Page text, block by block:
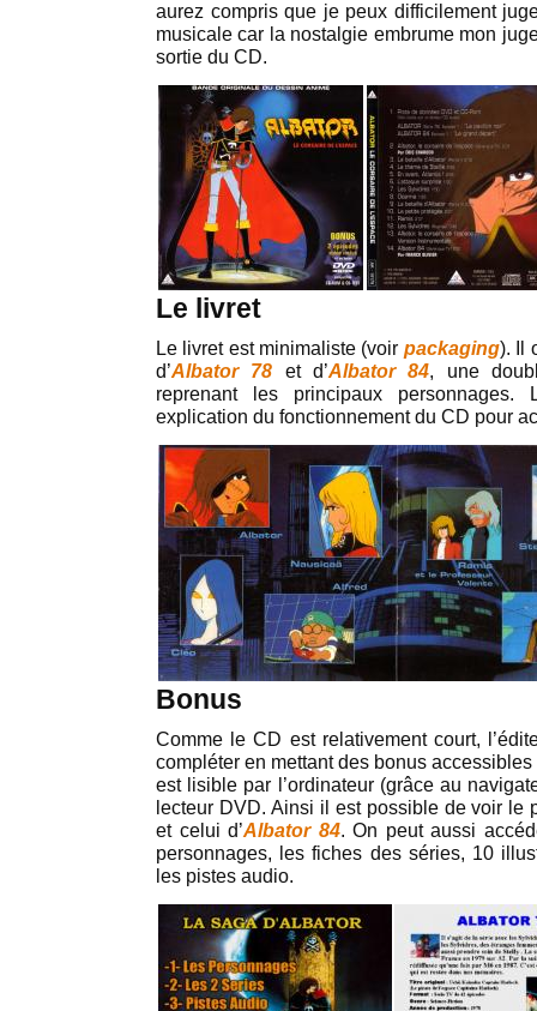
aurez compris que je peux difficilement
musicale car la nostalgie embrume mon
sortie du CD.
Le livret
Le livret est minimaliste (voir packaging). Il
d’Albator 78 et d’Albator 84, une
reprenant les principaux
explication du fonctionnement du CD pour
Bonus
Comme le CD est relativement court,
compléter en mettant des bonus
est lisible par l’ordinateur (grâce au
lecteur DVD. Ainsi il est possible de voir le
et celui d’Albator 84. On peut aussi
personnages, les fiches des séries, 10
les pistes audio.